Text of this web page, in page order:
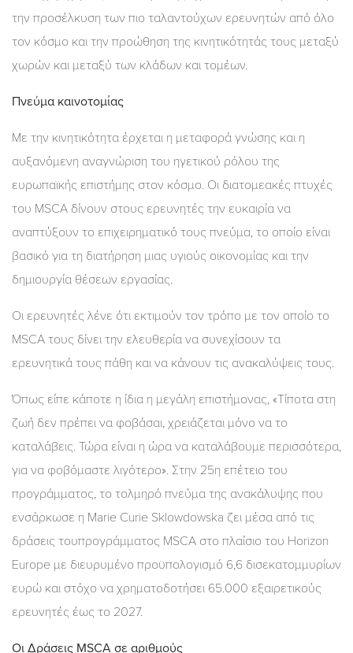
την προσέλκυση των πιο ταλαντούχων ερευνητών από όλο
τον κόσμο και την προώθηση της κινητικότητάς τους μεταξύ
χωρών και μεταξύ των κλάδων και τομέων.
Πνεύμα καινοτομίας
Με την κινητικότητα έρχεται η μεταφορά γνώσης και η
αυξανόμενη αναγνώριση του ηγετικού ρόλου της
ευρωπαϊκής επιστήμης στον κόσμο. Οι διατομεακές πτυχές
του MSCA δίνουν στους ερευνητές την ευκαιρία να
αναπτύξουν το επιχειρηματικό τους πνεύμα, το οποίο είναι
βασικό για τη διατήρηση μιας υγιούς οικονομίας και την
δημιουργία θέσεων εργασίας.
Οι ερευνητές λένε ότι εκτιμούν τον τρόπο με τον οποίο το
MSCA τους δίνει την ελευθερία να συνεχίσουν τα
ερευνητικά τους πάθη και να κάνουν τις ανακαλύψεις τους.
Όπως είπε κάποτε η ίδια η μεγάλη επιστήμονας, «Τίποτα στη
ζωή δεν πρέπει να φοβάσαι, χρειάζεται μόνο να το
καταλάβεις. Τώρα είναι η ώρα να καταλάβουμε περισσότερα,
για να φοβόμαστε λιγότερο». Στην 25η επέτειο του
προγράμματος, το τολμηρό πνεύμα της ανακάλυψης που
ενσάρκωσε η Marie Curie Sklowdowska ζει μέσα από τις
δράσεις τουπρογράμματος MSCA στο πλαίσιο του Horizon
Europe με διευρυμένο προϋπολογισμό 6,6 δισεκατομμυρίων
ευρώ και στόχο να χρηματοδοτήσει 65.000 εξαιρετικούς
ερευνητές έως το 2027.
Οι Δράσεις MSCA σε αριθμούς